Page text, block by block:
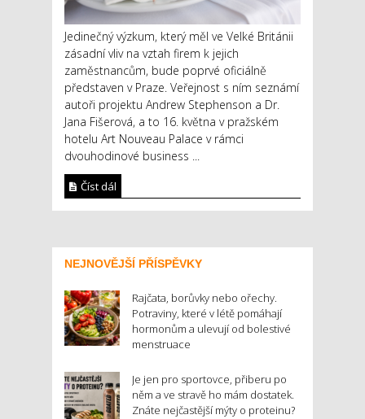
Jedinečný výzkum, který měl ve Velké Británii
zásadní vliv na vztah firem k jejich
zaměstnancům, bude poprvé oficiálně
představen v Praze. Veřejnost s ním seznámí
autoři projektu Andrew Stephenson a Dr.
Jana Fišerová, a to 16. května v pražském
hotelu Art Nouveau Palace v rámci
dvouhodinové business ...
Číst dál
NEJNOVĚJŠÍ PŘÍSPĚVKY
Rajčata, borůvky nebo ořechy.
Potraviny, které v létě pomáhají
hormonům a ulevují od bolestivé
menstruace
Je jen pro sportovce, přiberu po
něm a ve stravě ho mám dostatek.
Znáte nejčastější mýty o proteinu?